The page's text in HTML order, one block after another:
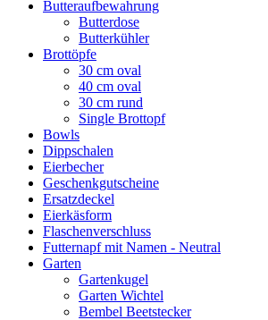
Butteraufbewahrung
Butterdose
Butterkühler
Brottöpfe
30 cm oval
40 cm oval
30 cm rund
Single Brottopf
Bowls
Dippschalen
Eierbecher
Geschenkgutscheine
Ersatzdeckel
Eierkäsform
Flaschenverschluss
Futternapf mit Namen - Neutral
Garten
Gartenkugel
Garten Wichtel
Bembel Beetstecker